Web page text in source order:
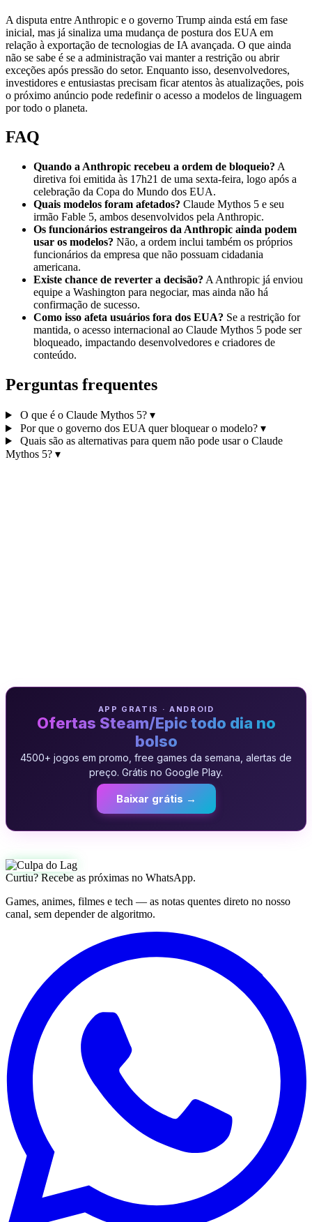
A disputa entre Anthropic e o governo Trump ainda está em fase
inicial, mas já sinaliza uma mudança de postura dos EUA em
relação à exportação de tecnologias de IA avançada. O que ainda
não se sabe é se a administração vai manter a restrição ou abrir
exceções após pressão do setor. Enquanto isso, desenvolvedores,
investidores e entusiastas precisam ficar atentos às atualizações, pois
o próximo anúncio pode redefinir o acesso a modelos de linguagem
por todo o planeta.
FAQ
Quando a Anthropic recebeu a ordem de bloqueio? A
diretiva foi emitida às 17h21 de uma sexta‑feira, logo após a
celebração da Copa do Mundo dos EUA.
Quais modelos foram afetados? Claude Mythos 5 e seu
irmão Fable 5, ambos desenvolvidos pela Anthropic.
Os funcionários estrangeiros da Anthropic ainda podem
usar os modelos? Não, a ordem inclui também os próprios
funcionários da empresa que não possuam cidadania
americana.
Existe chance de reverter a decisão? A Anthropic já enviou
equipe a Washington para negociar, mas ainda não há
confirmação de sucesso.
Como isso afeta usuários fora dos EUA? Se a restrição for
mantida, o acesso internacional ao Claude Mythos 5 pode ser
bloqueado, impactando desenvolvedores e criadores de
conteúdo.
Perguntas frequentes
O que é o Claude Mythos 5? ▾
Por que o governo dos EUA quer bloquear o modelo? ▾
Quais são as alternativas para quem não pode usar o Claude
Mythos 5? ▾
APP GRATIS · ANDROID
Ofertas Steam/Epic todo dia no
bolso
4500+ jogos em promo, free games da semana, alertas de
preço. Grátis no Google Play.
Baixar grátis →
Curtiu? Recebe as próximas no WhatsApp.
Games, animes, filmes e tech — as notas quentes direto no nosso
canal, sem depender de algoritmo.